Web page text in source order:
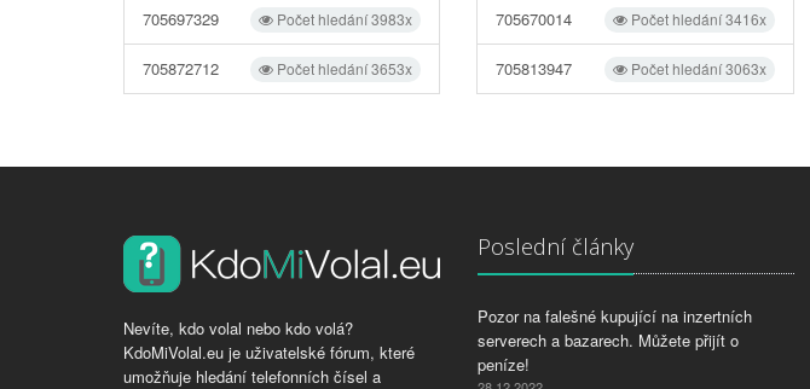
Počet hledání 3983x
705697329
Počet hledání 3653x
705872712
Počet hledání 3416x
705670014
Počet hledání 3063x
705813947
Nevíte, kdo volal nebo kdo volá?
KdoMiVolal.eu je uživatelské fórum, které
umožňuje hledání telefonních čísel a
Poslední články
Pozor na falešné kupující na inzertních
serverech a bazarech. Můžete přijít o
peníze!